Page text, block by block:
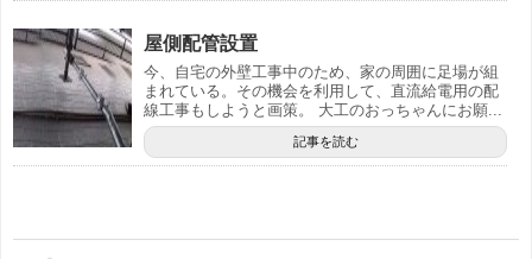
屋側配管設置
今、自宅の外壁工事中のため、家の周囲に足場が組
まれている。その機会を利用して、直流給電用の配
線工事もしようと画策。 大工のおっちゃんにお願...
記事を読む